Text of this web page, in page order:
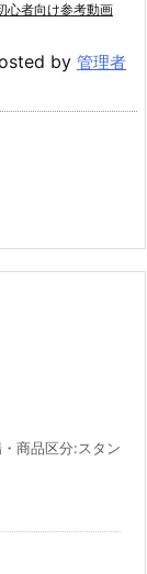
心者向け参考動画
by 管理者
商品区分:スタン